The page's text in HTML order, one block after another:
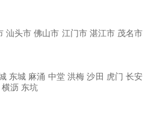
汕头市 佛山市 江门市 湛江市 茂名市
东城 麻涌 中堂 洪梅 沙田 虎门 长安
横沥 东坑